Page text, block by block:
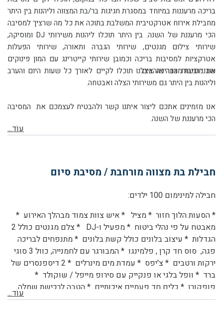
בריכה מרעננות במיוחד במסגרת חגיגות בר/בת המצווה וליהנות בין היתר
מחבילת אירוח אטרקטיבית המשלבת בתוכה את כל מה שרציך למסיבה
הכי מרעננת של השנה. בין היתר תוכלו ליהנות משירותי DJ ומוסיקה,
שירותי צילום מגנטים, שירותי הגברה ותאורה, שירותי הפעלות
אטרקציות למסיבות בריכה וכמובן שירותי קייטרינג עם המון פינוקים
שבני ובנות מצווה אוהבים.
את מסיבות הבריכה אצלנו תוכלו לקיים לאורך כל שעות היום והערב
וליהנות בין היתר גם משירותי הצלה ואבטחה.
אנו מזמינים אתכם ליצור איתנו קשר ולהבטיח לעצמכם את המסיבה
הכי מרעננת של השנה.
עוֹד...
חבילת בת מצווה מורחבת / מסיבת סיום
חבילה למינימום 100 ילדים:
* הסעות הלוך חזור * מציל * איש צוות צמוד מבהלך האירוע *
מאבטח על פי נהלי ביטוח * מפעיל ו-DJ * צלם מגנטים כולל 2
הגדלות * עיצוב בלונים כולל קשת בלונים * מתנפחים לבריכה
פגה, סוס חד קרן , פלמינגו * המבורגר עם לחמנייה, כוול 3 סוגי
ירקות ורטבים * צ'יפס * עמדת מים מינרלים * 2 דיספנסרים של
ברד * וופל בלגי או פנקייק עם סירופ מייפל / שוקולד *
פופקורן * כלים חד פעמיים איכותיים * הטבה לרכישת שמלהעוֹד...